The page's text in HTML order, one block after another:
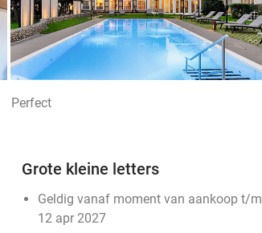
Perfect
Grote kleine letters
Geldig vanaf moment van aankoop t/m
12 apr 2027